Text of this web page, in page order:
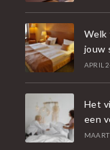
Welk
jouw
APRIL
Het
een